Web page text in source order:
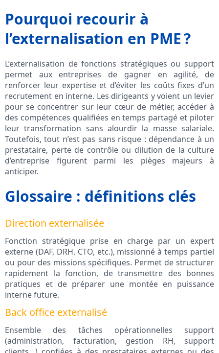
Pourquoi recourir à
l’externalisation en PME ?
L’externalisation de fonctions stratégiques ou support
permet aux entreprises de gagner en agilité, de
renforcer leur expertise et d’éviter les coûts fixes d’un
recrutement en interne. Les dirigeants y voient un levier
pour se concentrer sur leur cœur de métier, accéder à
des compétences qualifiées en temps partagé et piloter
leur transformation sans alourdir la masse salariale.
Toutefois, tout n’est pas sans risque : dépendance à un
prestataire, perte de contrôle ou dilution de la culture
d’entreprise figurent parmi les pièges majeurs à
anticiper.
Glossaire : définitions clés
Direction externalisée
Fonction stratégique prise en charge par un expert
externe (DAF, DRH, CTO, etc.), missionné à temps partiel
ou pour des missions spécifiques. Permet de structurer
rapidement la fonction, de transmettre des bonnes
pratiques et de préparer une montée en puissance
interne future.
Back office externalisé
Ensemble des tâches opérationnelles support
(administration, facturation, gestion RH, support